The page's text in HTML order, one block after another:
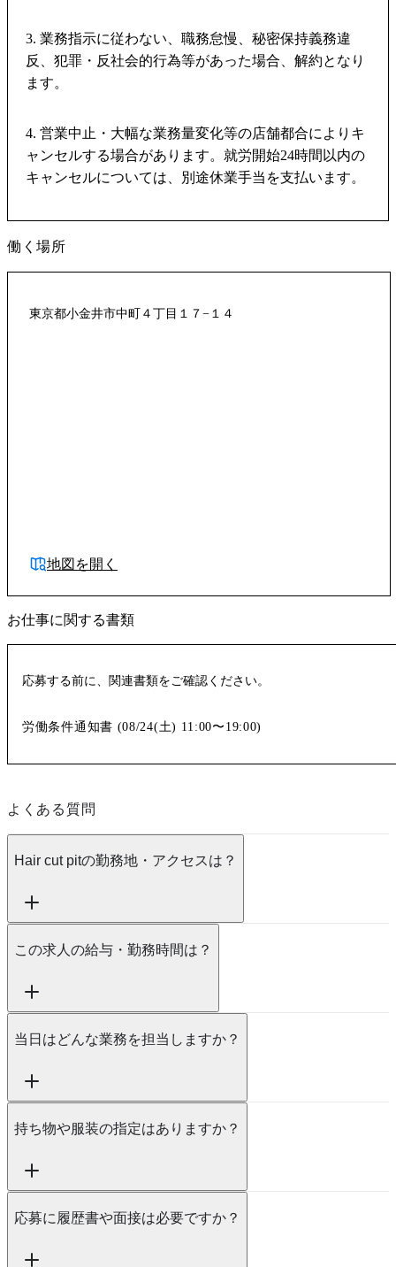
3. 業務指示に従わない、職務怠慢、秘密保持義務違
反、犯罪・反社会的行為等があった場合、解約となり
ます。
4. 営業中止・大幅な業務量変化等の店舗都合によりキ
ャンセルする場合があります。就労開始24時間以内の
キャンセルについては、別途休業手当を支払います。
働く場所
東京都小金井市中町４丁目１７−１４
地図を開く
お仕事に関する書類
応募する前に、関連書類をご確認ください。
労働条件通知書 (08/24(土) 11:00〜19:00)
よくある質問
Hair cut pitの勤務地・アクセスは？
この求人の給与・勤務時間は？
当日はどんな業務を担当しますか？
持ち物や服装の指定はありますか？
応募に履歴書や面接は必要ですか？